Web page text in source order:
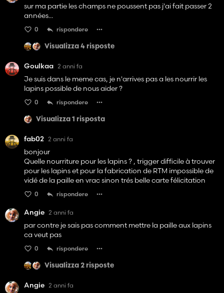
sur ma partie les champs ne poussent pas j'ai fait passer 2
années...
0 rispondere
Visualizza 4 risposte
Goulkaa 2 anni fa
Je suis dans le meme cas, je n'arrives pas a les nourrir les
lapins possible de nous aider ?
0 rispondere
Visualizza 1 risposta
fab02 2 anni fa
bonjour
Quelle nourriture pour les lapins ? , trigger difficile à trouver
pour les lapins et pour la fabrication de RTM impossible de
vidé de la paille en vrac sinon trés belle carte félicitation
0 rispondere
Angie 2 anni fa
par contre je sais pas comment mettre la paille aux lapins
ca veut pas
0 rispondere
Visualizza 2 risposte
Angie 2 anni fa